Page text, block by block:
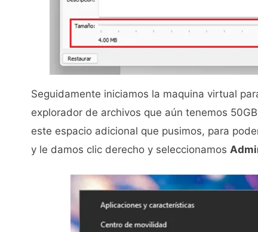
Seguidamente iniciamos la maquina virtual
explorador de archivos que aún tenemos
este espacio adicional que pusimos, para
y le damos clic derecho y seleccionamos